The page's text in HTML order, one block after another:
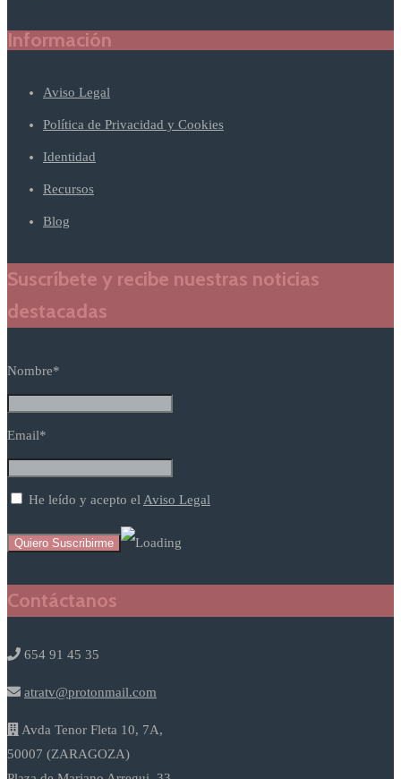
Información
Aviso Legal
Política de Privacidad y Cookies
Identidad
Recursos
Blog
Suscríbete y recibe nuestras noticias
destacadas
Nombre*
Email*
He leído y acepto el Aviso Legal
Contáctanos
654 91 45 35
atratv@protonmail.com
Avda Tenor Fleta 10, 7A,
50007 (ZARAGOZA)